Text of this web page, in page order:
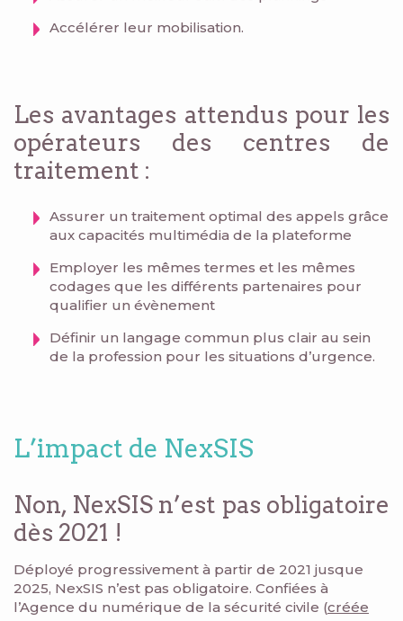
Accélérer leur mobilisation.
Les avantages attendus pour les
opérateurs des centres de
traitement :
Assurer un traitement optimal des appels grâce
aux capacités multimédia de la plateforme
Employer les mêmes termes et les mêmes
codages que les différents partenaires pour
qualifier un évènement
Définir un langage commun plus clair au sein
de la profession pour les situations d’urgence.
L’impact de NexSIS
Non, NexSIS n’est pas obligatoire
dès 2021 !
Déployé progressivement à partir de 2021 jusque
2025, NexSIS n’est pas obligatoire. Confiées à
l’Agence du numérique de la sécurité civile (créée